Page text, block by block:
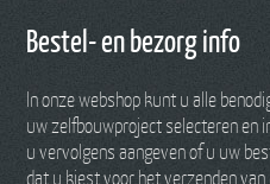
Bestel- en bezorg info
In onze webshop kunt u alle
uw zelfbouwproject selecteren en
u vervolgens aangeven of u uw
dat u kiest voor het verzenden van